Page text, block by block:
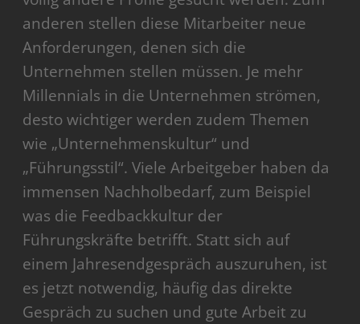
anderen stellen diese Mitarbeiter neue
Anforderungen, denen sich die
Unternehmen stellen müssen. Je mehr
Millennials in die Unternehmen strömen,
desto wichtiger werden zudem Themen
wie „Unternehmenskultur“ und
„Führungsstil“. Viele Arbeitgeber haben da
immensen Nachholbedarf, zum Beispiel
was die Feedbackkultur der
Führungskräfte betrifft. Statt sich auf
einem Jahresendgespräch auszuruhen, ist
es jetzt notwendig, häufig das direkte
Gespräch zu suchen und gute Arbeit zu